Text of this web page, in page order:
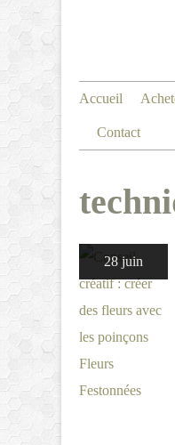
Accueil
Contact
28 juin